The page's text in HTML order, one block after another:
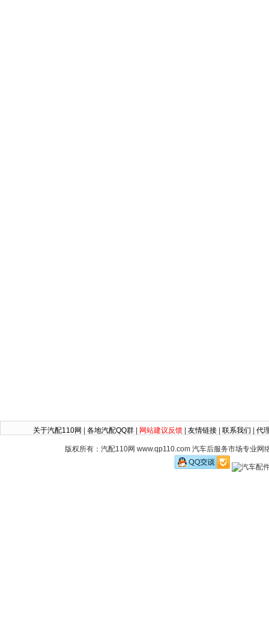
关于汽配110网 各地汽配QQ群 网站建议反馈 友情链接 联系我们 代
版权所有：汽配110网 www.qp110.com 汽车后服务市场专业网